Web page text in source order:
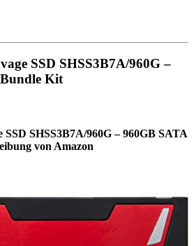
SSD SHSS3B7A/960G –
Kit
SHSS3B7A/960G – 960GB SATA
von Amazon